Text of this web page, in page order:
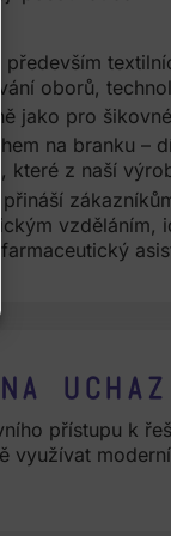
oborů,
jako pro
na branku –
z naší
vzděláním,
přístupu k
využívat